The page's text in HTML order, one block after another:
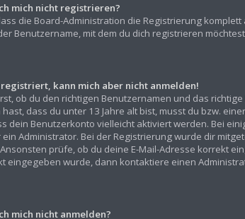
mich nicht registrieren?
die Board-Administration die Registrierung
Benutzername, mit dem du dich registrieren
registriert, kann mich aber nicht anmelden!
ob du den richtigen Benutzernamen und das
dass du unter 13 Jahre alt bist, musst du bzw.
dein Benutzerkonto vielleicht aktiviert werden. Bei
Administrator. Bei der Registrierung wurde dir
prüfe, ob du deine E-Mail-Adresse korrekt
eingegeben wurde, dann kontaktiere einen
mich nicht anmelden?